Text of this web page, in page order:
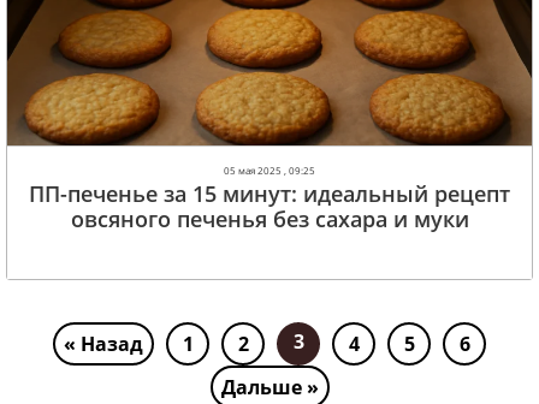
05 мая 2025 , 09:25
ПП-печенье за 15 минут: идеальный рецепт
овсяного печенья без сахара и муки
« Назад 1 2 3 4 5
6
Дальше »